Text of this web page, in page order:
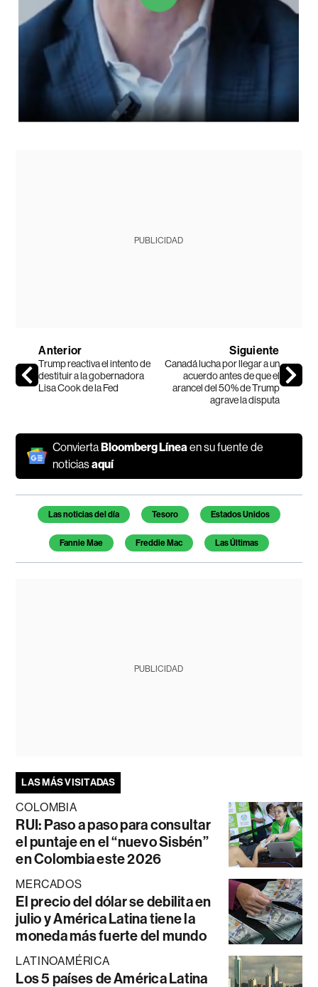
PUBLICIDAD
Anterior
Trump reactiva el intento de
destituir a la gobernadora
Lisa Cook de la Fed
Siguiente
Canadá lucha por llegar a un
acuerdo antes de que el
arancel del 50% de Trump
agrave la disputa
ConviertaBloomberg Línea en su fuente de
noticiasaquí
Temas de este artículo
Las noticias del día Tesoro Estados Unidos
Fannie Mae Freddie Mac Las Últimas
PUBLICIDAD
LAS MÁS VISITADAS
COLOMBIA
RUI: Paso a paso para consultar
el puntaje en el “nuevo Sisbén”
en Colombia este 2026
MERCADOS
El precio del dólar se debilita en
julio y América Latina tiene la
moneda más fuerte del mundo
LATINOAMÉRICA
Los 5 países de América Latina